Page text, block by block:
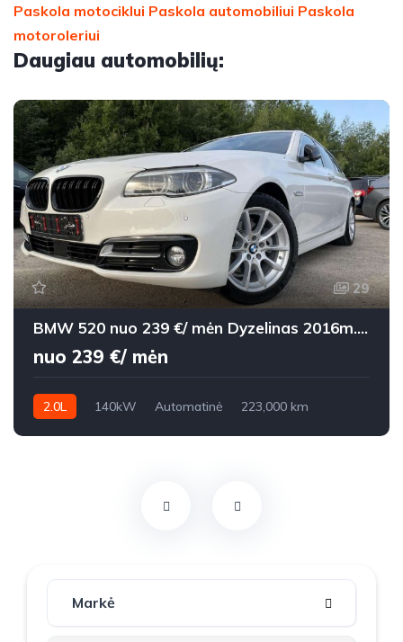
Paskola motociklui Paskola automobiliui Paskola
motoroleriui
Daugiau automobilių:
29
BMW 520 nuo 239 €/ mėn Dyzelinas 2016m. Universalas Automatinė
nuo 239 €/ mėn
2.0L 140kW Automatinė
223,000 km